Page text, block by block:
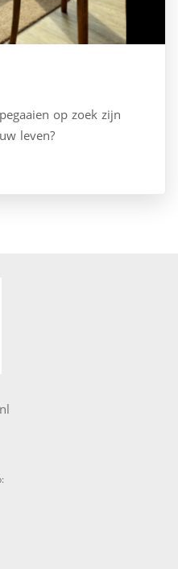
op zoek zijn
leven?